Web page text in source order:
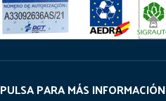
PULSA PARA MÁS INFORMACIÓN